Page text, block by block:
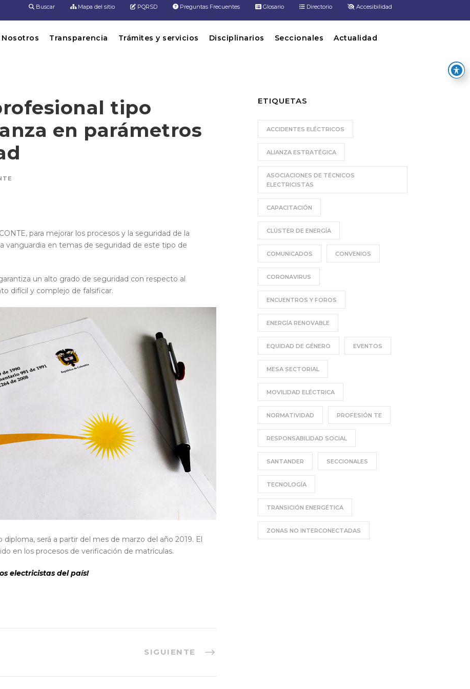
Buscar Mapa del sitio PQRSD Preguntas Frecuentes Glosario Directorio Accesibilidad
Nosotros Transparencia Trámites y servicios Disciplinarios Seccionales Actualidad
tipo
en parámetros
para mejorar los procesos y la seguridad de la
vanguardia en temas de seguridad de este tipo de
un alto grado de seguridad con respecto al
difícil y complejo de falsificar.
será a partir del mes de marzo del año 2019. El
en los procesos de verificación de matrículas.
electricistas del país!
SIGUIENTE
ETIQUETAS
ACCIDENTES ELÉCTRICOS
ALIANZA ESTRATÉGICA
ASOCIACIONES DE TÉCNICOS
ELECTRICISTAS
CAPACITACIÓN
CLÚSTER DE ENERGÍA
COMUNICADOS CONVENIOS
CORONAVIRUS
ENCUENTROS Y FOROS
ENERGÍA RENOVABLE
EQUIDAD DE GÉNERO EVENTOS
MESA SECTORIAL
MOVILIDAD ELÉCTRICA
NORMATIVIDAD PROFESIÓN TE
RESPONSABILIDAD SOCIAL
SANTANDER SECCIONALES
TECNOLOGÍA
TRANSICIÓN ENERGÉTICA
ZONAS NO INTERCONECTADAS